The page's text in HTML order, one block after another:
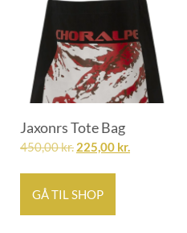
Jaxonrs Tote Bag
450,00kr. 225,00 kr.
GÅ TIL SHOP